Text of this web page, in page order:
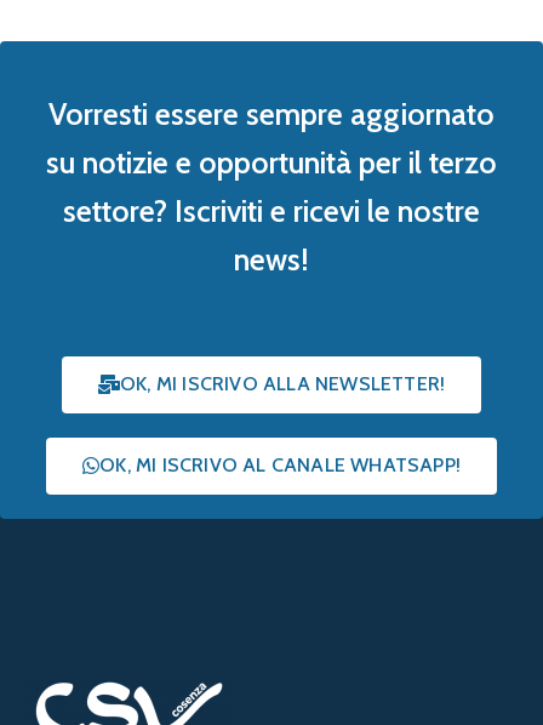
Vorresti essere sempre aggiornato
su notizie e opportunità per il terzo
settore? Iscriviti e ricevi le nostre
news!
OK, MI ISCRIVO ALLA NEWSLETTER!
OK, MI ISCRIVO AL CANALE WHATSAPP!